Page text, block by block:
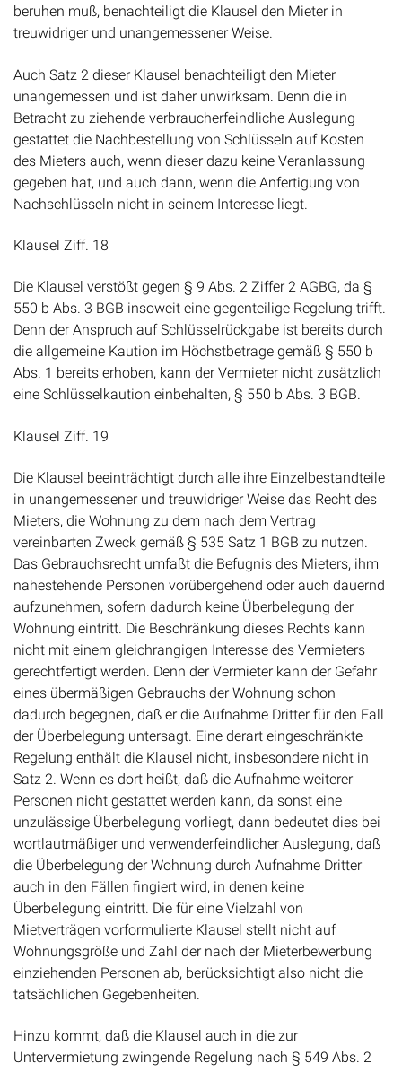
beruhen muß, benachteiligt die Klausel den Mieter in
treuwidriger und unangemessener Weise.
Auch Satz 2 dieser Klausel benachteiligt den Mieter
unangemessen und ist daher unwirksam. Denn die in
Betracht zu ziehende verbraucherfeindliche Auslegung
gestattet die Nachbestellung von Schlüsseln auf Kosten
des Mieters auch, wenn dieser dazu keine Veranlassung
gegeben hat, und auch dann, wenn die Anfertigung von
Nachschlüsseln nicht in seinem Interesse liegt.
Klausel Ziff. 18
Die Klausel verstößt gegen § 9 Abs. 2 Ziffer 2 AGBG, da §
550 b Abs. 3 BGB insoweit eine gegenteilige Regelung trifft.
Denn der Anspruch auf Schlüsselrückgabe ist bereits durch
die allgemeine Kaution im Höchstbetrage gemäß § 550 b
Abs. 1 bereits erhoben, kann der Vermieter nicht zusätzlich
eine Schlüsselkaution einbehalten, § 550 b Abs. 3 BGB.
Klausel Ziff. 19
Die Klausel beeinträchtigt durch alle ihre Einzelbestandteile
in unangemessener und treuwidriger Weise das Recht des
Mieters, die Wohnung zu dem nach dem Vertrag
vereinbarten Zweck gemäß § 535 Satz 1 BGB zu nutzen.
Das Gebrauchsrecht umfaßt die Befugnis des Mieters, ihm
nahestehende Personen vorübergehend oder auch dauernd
aufzunehmen, sofern dadurch keine Überbelegung der
Wohnung eintritt. Die Beschränkung dieses Rechts kann
nicht mit einem gleichrangigen Interesse des Vermieters
gerechtfertigt werden. Denn der Vermieter kann der Gefahr
eines übermäßigen Gebrauchs der Wohnung schon
dadurch begegnen, daß er die Aufnahme Dritter für den Fall
der Überbelegung untersagt. Eine derart eingeschränkte
Regelung enthält die Klausel nicht, insbesondere nicht in
Satz 2. Wenn es dort heißt, daß die Aufnahme weiterer
Personen nicht gestattet werden kann, da sonst eine
unzulässige Überbelegung vorliegt, dann bedeutet dies bei
wortlautmäßiger und verwenderfeindlicher Auslegung, daß
die Überbelegung der Wohnung durch Aufnahme Dritter
auch in den Fällen fingiert wird, in denen keine
Überbelegung eintritt. Die für eine Vielzahl von
Mietverträgen vorformulierte Klausel stellt nicht auf
Wohnungsgröße und Zahl der nach der Mieterbewerbung
einziehenden Personen ab, berücksichtigt also nicht die
tatsächlichen Gegebenheiten.
Hinzu kommt, daß die Klausel auch in die zur
Untervermietung zwingende Regelung nach § 549 Abs. 2